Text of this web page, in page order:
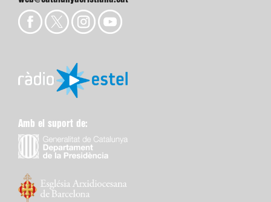
Amb el suport de: